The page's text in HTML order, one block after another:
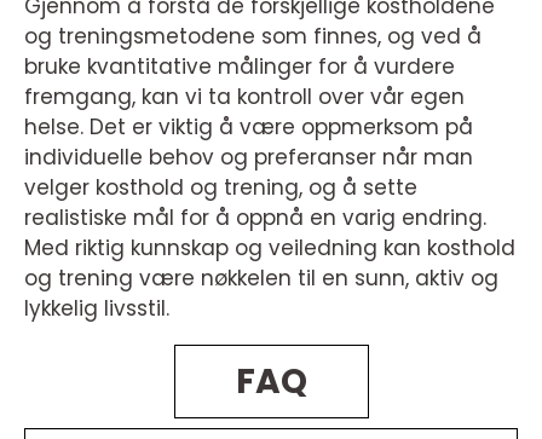
Gjennom å forstå de forskjellige kostholdene
og treningsmetodene som finnes, og ved å
bruke kvantitative målinger for å vurdere
fremgang, kan vi ta kontroll over vår egen
helse. Det er viktig å være oppmerksom på
individuelle behov og preferanser når man
velger kosthold og trening, og å sette
realistiske mål for å oppnå en varig endring.
Med riktig kunnskap og veiledning kan kosthold
og trening være nøkkelen til en sunn, aktiv og
lykkelig livsstil.
FAQ